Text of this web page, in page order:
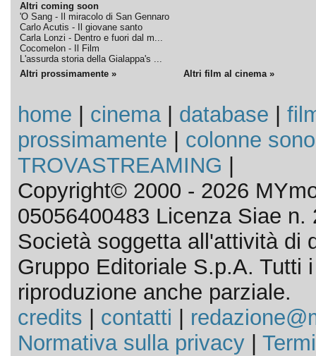
Altri coming soon
'O Sang - Il miracolo di San Gennaro
Carlo Acutis - Il giovane santo
Carla Lonzi - Dentro e fuori dal m...
Cocomelon - Il Film
L'assurda storia della Gialappa's ...
Altri prossimamente » Altri film al cinema »
home cinema| database
prossimamente
colonne
TROVASTREAMING
Copyright© 2000 - 2026
05056400483 Licenza Siae n.
Società soggetta all'attività di
Gruppo Editoriale S.p.A. Tutti
riproduzione anche parziale.
credits
contatti
Normativa sulla privacy|